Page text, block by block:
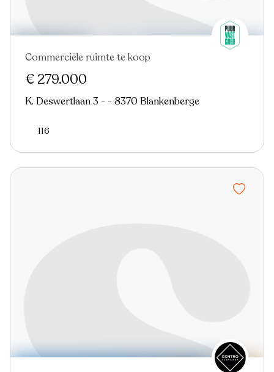
Commerciële ruimte te koop
€ 279.000
K. Deswertlaan 3 - - 8370 Blankenberge
116